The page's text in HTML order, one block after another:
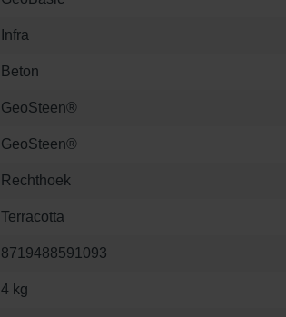
Infra
Beton
GeoSteen®
GeoSteen®
Rechthoek
Terracotta
8719488591093
4 kg